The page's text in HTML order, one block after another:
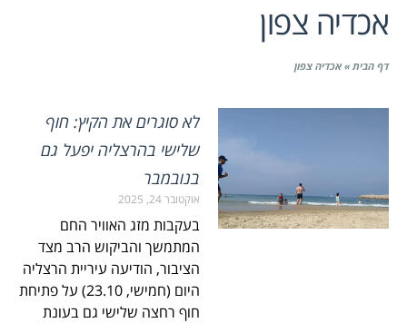
אכדיה צפון
דף הבית» אכדיה צפון
לא סוגרים את הקיץ: חוף
שלישי בהרצליה יפעל גם
בנובמבר
אוקטובר 24, 2025
בעקבות מזג האוויר החם
המתמשך והביקוש הרב מצד
הציבור, הודיעה עיריית הרצליה
היום (חמישי, 23.10) על פתיחת
חוף רחצה שלישי גם בעונת